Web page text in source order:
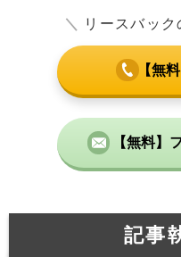
＼ リースバック
【無
【無料】
記事